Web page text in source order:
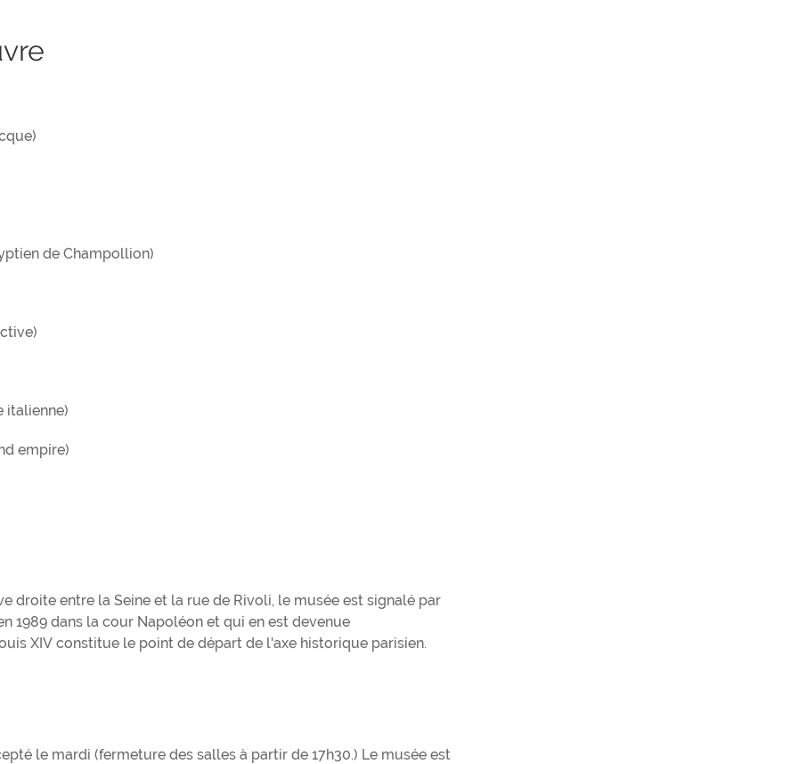
de Champollion)
italienne)
empire)
droite entre la Seine et la rue de Rivoli, le musée est signalé par
1989 dans la cour Napoléon et qui en est devenue
XIV constitue le point de départ de l'axe historique parisien.
le mardi (fermeture des salles à partir de 17h30.) Le musée est